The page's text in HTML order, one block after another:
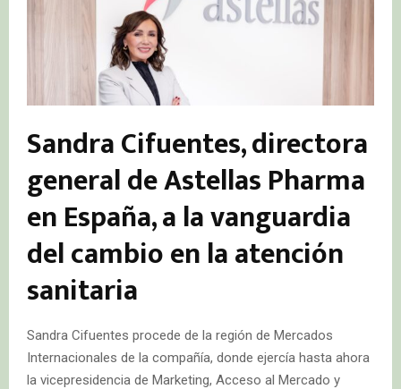
Sandra Cifuentes, directora
general de Astellas Pharma
en España, a la vanguardia
del cambio en la atención
sanitaria
Sandra Cifuentes procede de la región de Mercados
Internacionales de la compañía, donde ejercía hasta ahora
la vicepresidencia de Marketing, Acceso al Mercado y